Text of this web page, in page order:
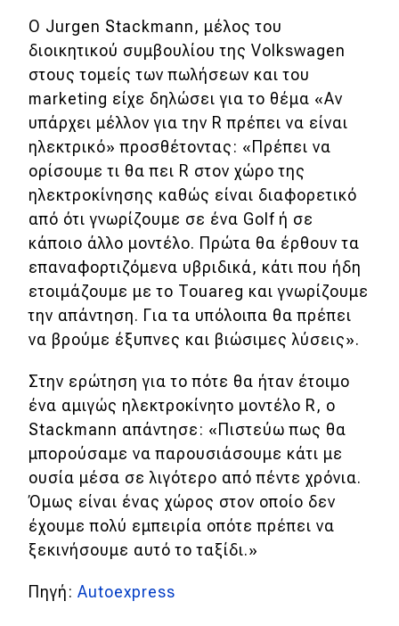
Σταθμοί φόρτισης
Classic
Νέα
Παρουσιάσεις
DRIVE Away
MOTO
Μεταχειρισμένο
Οδηγός αγοράς
Συμβουλές
Χρηστικά
Συμβουλές
ΚΤΕΟ
Οδική βοήθεια
Ο Jurgen Stackmann, μέλος του
διοικητικού συμβουλίου της Volkswagen
στους τομείς των πωλήσεων και του
marketing είχε δηλώσει για το θέμα «Αν
υπάρχει μέλλον για την R πρέπει να είναι
ηλεκτρικό» προσθέτοντας: «Πρέπει να
ορίσουμε τι θα πει R στον χώρο της
ηλεκτροκίνησης καθώς είναι διαφορετικό
από ότι γνωρίζουμε σε ένα Golf ή σε
κάποιο άλλο μοντέλο. Πρώτα θα έρθουν τα
επαναφορτιζόμενα υβριδικά, κάτι που ήδη
ετοιμάζουμε με το Touareg και γνωρίζουμε
την απάντηση. Για τα υπόλοιπα θα πρέπει
να βρούμε έξυπνες και βιώσιμες λύσεις».
Στην ερώτηση για το πότε θα ήταν έτοιμο
ένα αμιγώς ηλεκτροκίνητο μοντέλο R, ο
Stackmann απάντησε: «Πιστεύω πως θα
μπορούσαμε να παρουσιάσουμε κάτι με
ουσία μέσα σε λιγότερο από πέντε χρόνια.
Όμως είναι ένας χώρος στον οποίο δεν
έχουμε πολύ εμπειρία οπότε πρέπει να
ξεκινήσουμε αυτό το ταξίδι.»
Πηγή: Autoexpress